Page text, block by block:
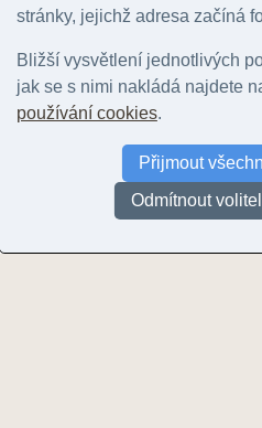
Lom Na Kobyle
© Bokr, Pavel | 2003
stránky, jejichž adresa začíná
Bližší vysvětlení jednotlivých
jak se s nimi nakládá najdete
používání cookies.
Přijmout
Odmítnout